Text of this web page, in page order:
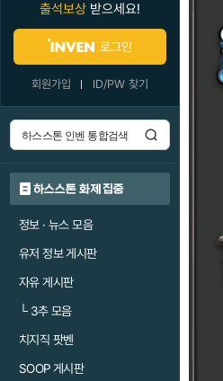
출석보상 받으세요!
로그인
회원가입 ID/PW 찾기
하스스톤 화제 집중
정보 · 뉴스 모음
유저 정보 게시판
자유 게시판
└3추 모음
치지직 팟벤
SOOP 게시판